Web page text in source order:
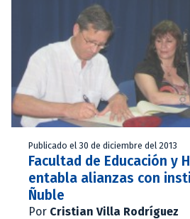
Publicado el 30 de diciembre del 2013
Facultad de Educación y
entabla alianzas con
Ñuble
Por Cristian Villa Rodríguez